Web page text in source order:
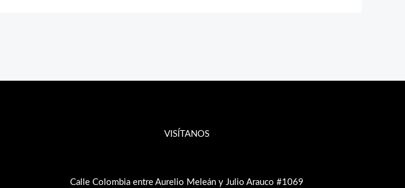
VISÍTANOS
Calle Colombia entre Aurelio Meleán y Julio Arauco #1069